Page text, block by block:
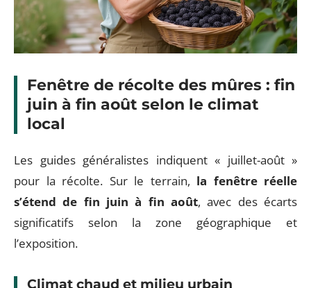
Fenêtre de récolte des mûres : fin
juin à fin août selon le climat
local
Les guides généralistes indiquent « juillet-août »
pour la récolte. Sur le terrain, la fenêtre réelle
s’étend de fin juin à fin août, avec des écarts
significatifs selon la zone géographique et
l’exposition.
Climat chaud et milieu urbain